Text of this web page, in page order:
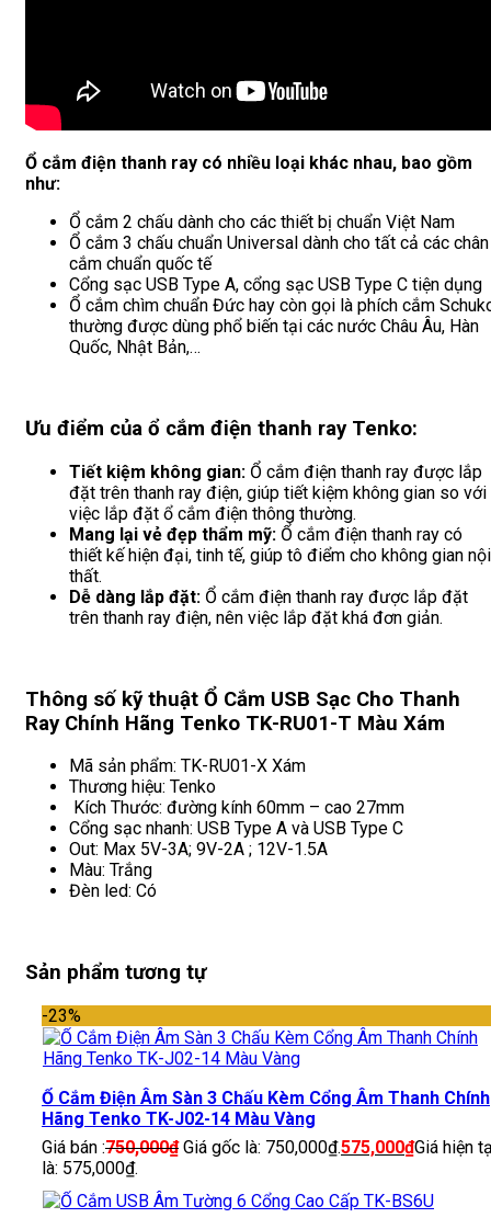
Ổ cắm điện thanh ray có nhiều loại khác nhau, bao gồm
như:
Ổ cắm 2 chấu dành cho các thiết bị chuẩn Việt Nam
Ổ cắm 3 chấu chuẩn Universal dành cho tất cả các chân
cắm chuẩn quốc tế
Cổng sạc USB Type A, cổng sạc USB Type C tiện dụng
Ổ cắm chìm chuẩn Đức hay còn gọi là phích cắm
thường được dùng phổ biến tại các nước Châu Âu, Hàn
Quốc, Nhật Bản,…
Ưu điểm của ổ cắm điện thanh ray Tenko:
Tiết kiệm không gian: Ổ cắm điện thanh ray được lắp
đặt trên thanh ray điện, giúp tiết kiệm không gian so với
việc lắp đặt ổ cắm điện thông thường.
Mang lại vẻ đẹp thẩm mỹ: Ổ cắm điện thanh ray có
thiết kế hiện đại, tinh tế, giúp tô điểm cho không gian nội
thất.
Dễ dàng lắp đặt: Ổ cắm điện thanh ray được lắp đặt
trên thanh ray điện, nên việc lắp đặt khá đơn giản.
Thông số kỹ thuật Ổ Cắm USB Sạc Cho Thanh
Ray Chính Hãng Tenko TK-RU01-T Màu Xám
Mã sản phẩm: TK-RU01-X Xám
Thương hiệu: Tenko
Kích Thước: đường kính 60mm – cao 27mm
Cổng sạc nhanh: USB Type A và USB Type C
Out: Max 5V-3A; 9V-2A ; 12V-1.5A
Màu: Trắng
Đèn led: Có
Sản phẩm tương tự
-23%
Ổ Cắm Điện Âm Sàn 3 Chấu Kèm Cổng Âm Thanh Chính
Hãng Tenko TK-J02-14 Màu Vàng
Giá bán :750,000₫ Giá gốc là: 750,000₫.575,000₫Giá hiện
là: 575,000₫.